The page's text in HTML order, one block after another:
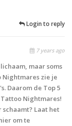
Login to reply
7 years ago
maar soms
Nightmares zie je
Daarom de Top 5
Nightmares!
Laat het
om te